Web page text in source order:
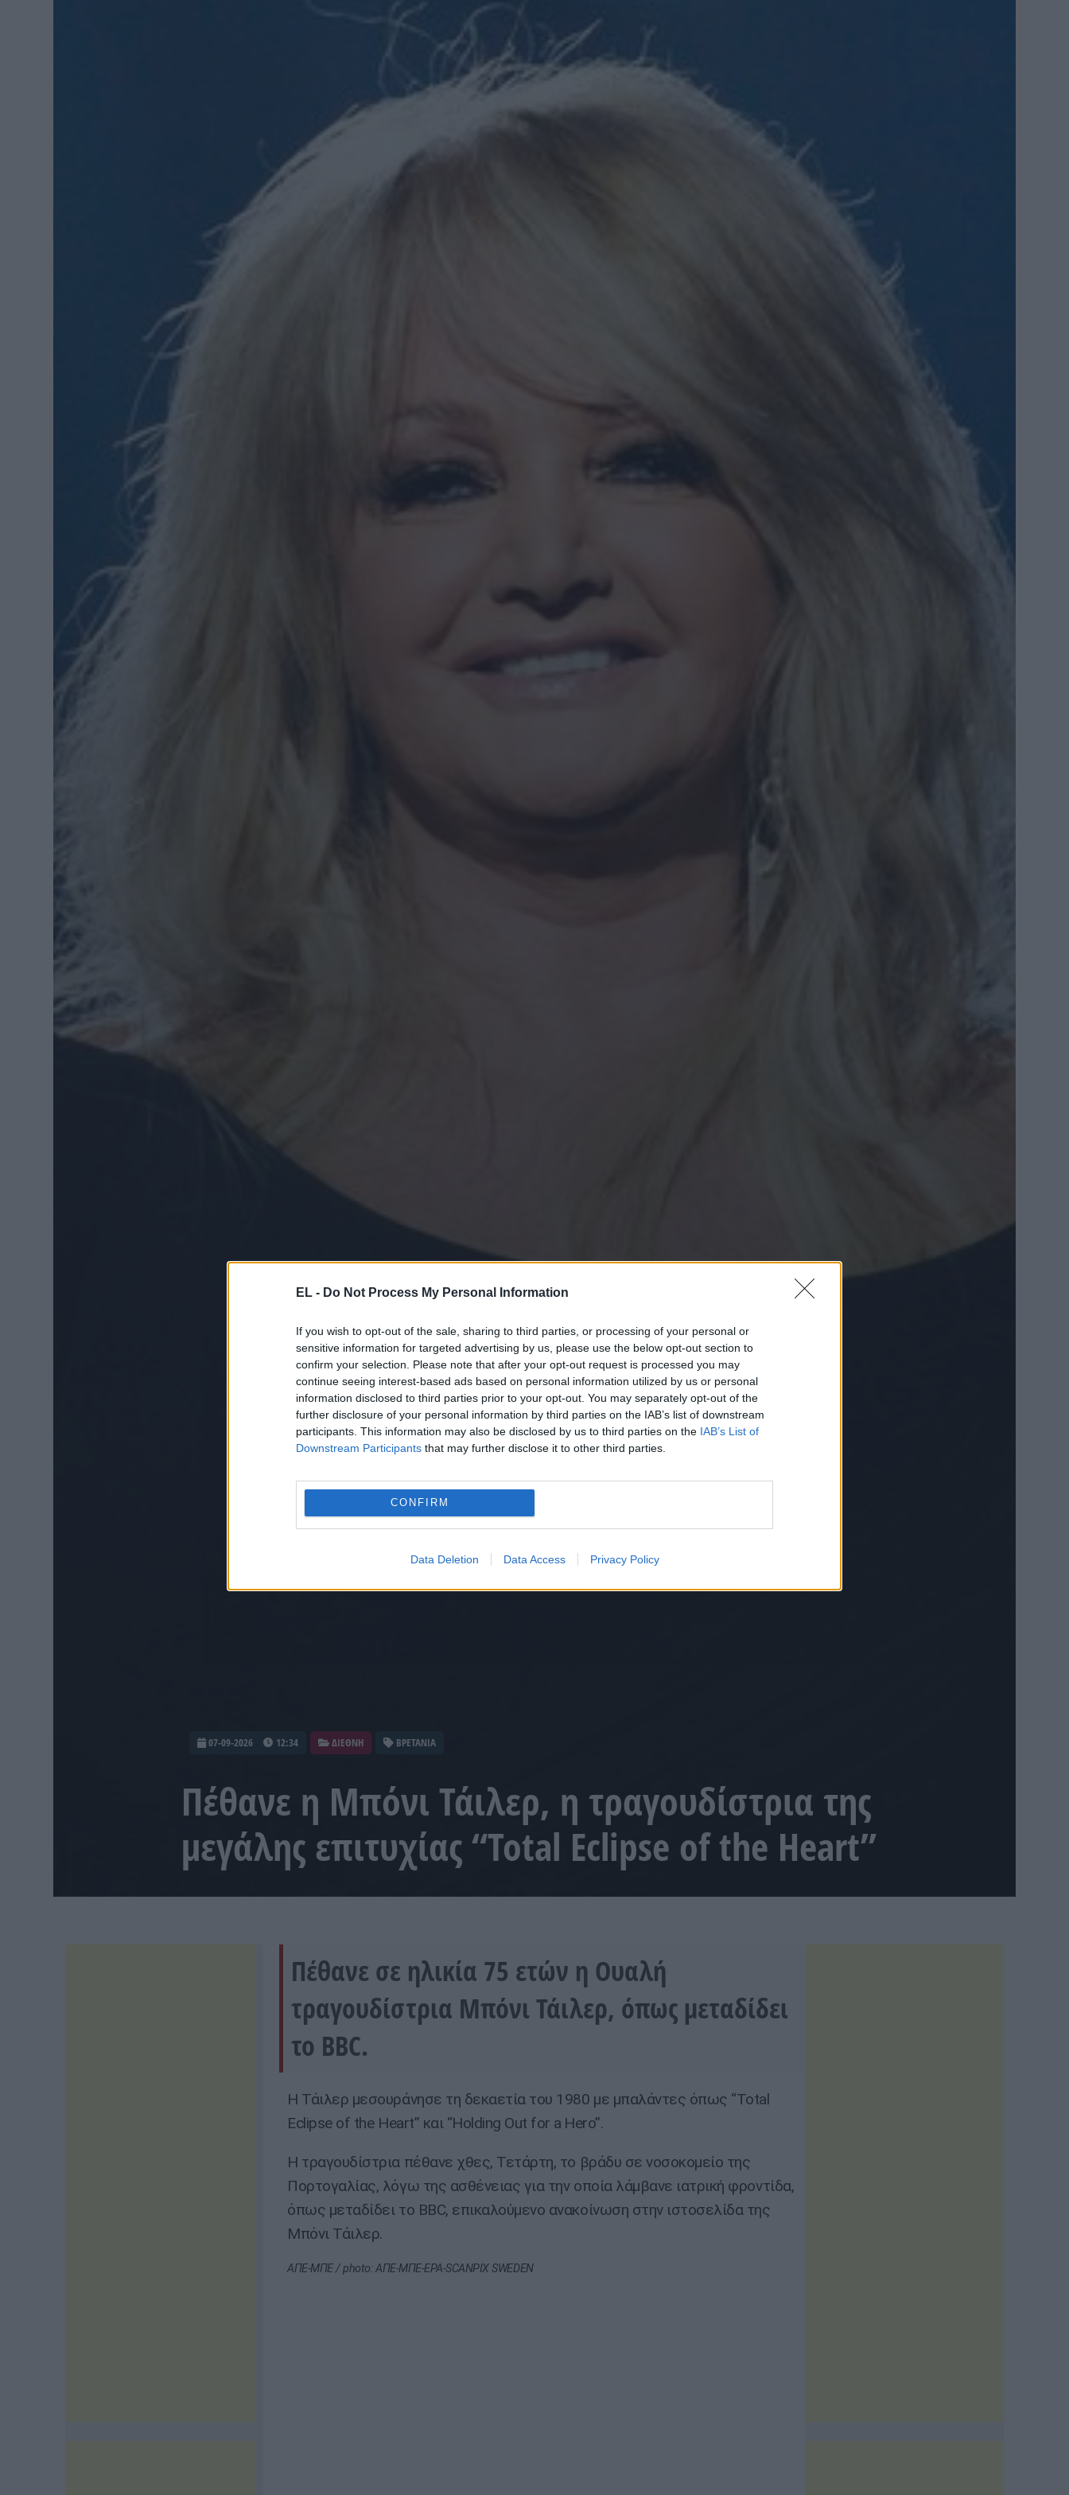
EL - Do Not Process My Personal Information
If you wish to opt-out of the sale, sharing to third parties, or processing of your personal or
sensitive information for targeted advertising by us, please use the below opt-out section to
confirm your selection. Please note that after your opt-out request is processed you may
continue seeing interest-based ads based on personal information utilized by us or personal
information disclosed to third parties prior to your opt-out. You may separately opt-out of the
further disclosure of your personal information by third parties on the IAB’s list of downstream
participants. This information may also be disclosed by us to third parties on the IAB’s List of
Downstream Participants that may further disclose it to other third parties.
CONFIRM
Data Deletion Data Access Privacy Policy
07-09-2026 12:34 ΔΙΕΘΝΗ ΒΡΕΤΑΝΙΑ
Πέθανε η Μπόνι Τάιλερ, η τραγουδίστρια της
μεγάλης επιτυχίας “Total Eclipse of the Heart”
Πέθανε σε ηλικία 75 ετών η Ουαλή
τραγουδίστρια Μπόνι Τάιλερ, όπως μεταδίδει
το BBC.
Η Τάιλερ μεσουράνησε τη δεκαετία του 1980 με μπαλάντες όπως “Total
Eclipse of the Heart” και “Holding Out ⁠for ⁠a ⁠Hero”.
Η τραγουδίστρια πέθανε χθες, Τετάρτη, το βράδυ σε νοσοκομείο της
Πορτογαλίας, λόγω της ασθένειας για την οποία λάμβανε ιατρική φροντίδα,
όπως μεταδίδει το BBC, επικαλούμενο ανακοίνωση στην ιστοσελίδα της
Μπόνι Τάιλερ.
ΑΠΕ-ΜΠΕ / photo: AΠΕ-ΜΠΕ-EPA-SCANPIX SWEDEN